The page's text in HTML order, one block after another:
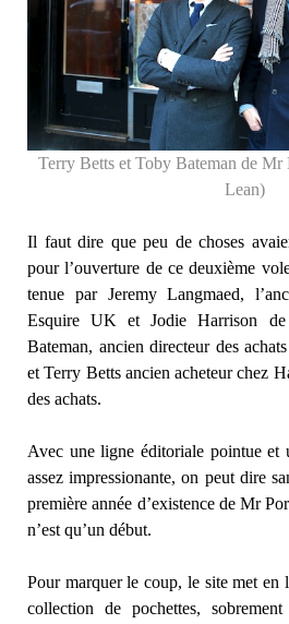
Terry Betts et Toby Bateman de
Lean)
Il faut dire que peu de choses
pour l’ouverture de ce deuxième
tenue par Jeremy Langmaed,
Esquire UK et Jodie Harrison
Bateman, ancien directeur des
et Terry Betts ancien acheteur chez
des achats.
Avec une ligne éditoriale pointue et
assez impressionante, on peut dire
première année d’existence de Mr
n’est qu’un début.
Pour marquer le coup, le site met en
collection de pochettes,